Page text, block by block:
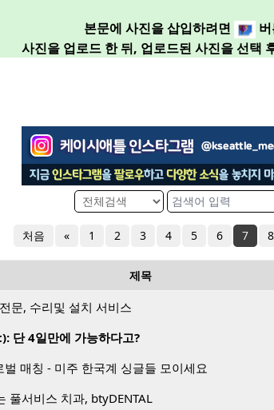
본문에 사진을 삽입하려면
사진을 업로드 한 뒤, 업로드된 사진을 선택
처음 « 1 2 3 4 5 6 7 8
제목
문, 수리및 설치 서비스
단 4일만에 가능하다고?
매칭 - 미주 한국계 싱글들 모이세요
풀서비스 치과, btyDENTAL